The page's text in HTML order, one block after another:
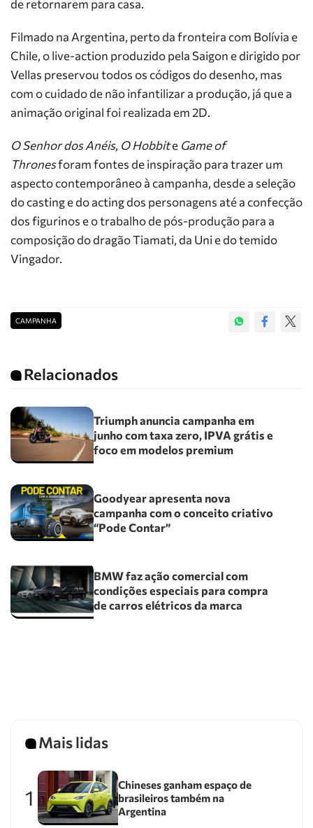
de retornarem para casa.
Filmado na Argentina, perto da fronteira com Bolívia e
Chile, o live-action produzido pela Saigon e dirigido por
Vellas preservou todos os códigos do desenho, mas
com o cuidado de não infantilizar a produção, já que a
animação original foi realizada em 2D.
O Senhor dos Anéis, O Hobbite Game of
Thronesforam fontes de inspiração para trazer um
aspecto contemporâneo à campanha, desde a seleção
do casting e do acting dos personagens até a confecção
dos figurinos e o trabalho de pós-produção para a
composição do dragão Tiamati, da Uni e do temido
Vingador.
CAMPANHA
Relacionados
Triumph anuncia campanha em
junho com taxa zero, IPVA grátis e
foco em modelos premium
Goodyear apresenta nova
campanha com o conceito criativo
“Pode Contar”
BMW faz ação comercial com
condições especiais para compra
de carros elétricos da marca
Mais lidas
1
Chineses ganham espaço de
brasileiros também na
Argentina